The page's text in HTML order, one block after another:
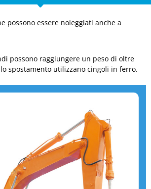
possono essere noleggiati anche a
possono raggiungere un peso di oltre
spostamento utilizzano cingoli in ferro.